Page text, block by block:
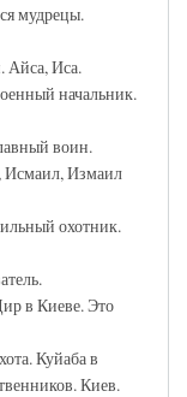
мудрецы.
Айса, Иса.
начальник.
воин.
Исмаил, Измаил
охотник.
в Киеве. Это
Куйаба в
Киев.